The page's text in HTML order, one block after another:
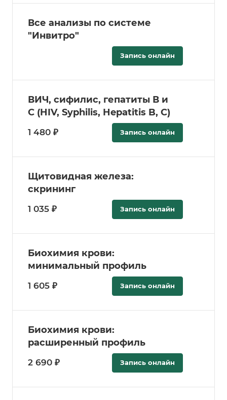
Все анализы по системе
"Инвитро"
Запись онлайн
ВИЧ, сифилис, гепатиты В и
С (HIV, Syphilis, Hepatitis B, C)
1 480 ₽ Запись онлайн
Щитовидная железа:
скрининг
1 035 ₽ Запись онлайн
Биохимия крови:
минимальный профиль
1 605 ₽ Запись онлайн
Биохимия крови:
расширенный профиль
2 690 ₽ Запись онлайн